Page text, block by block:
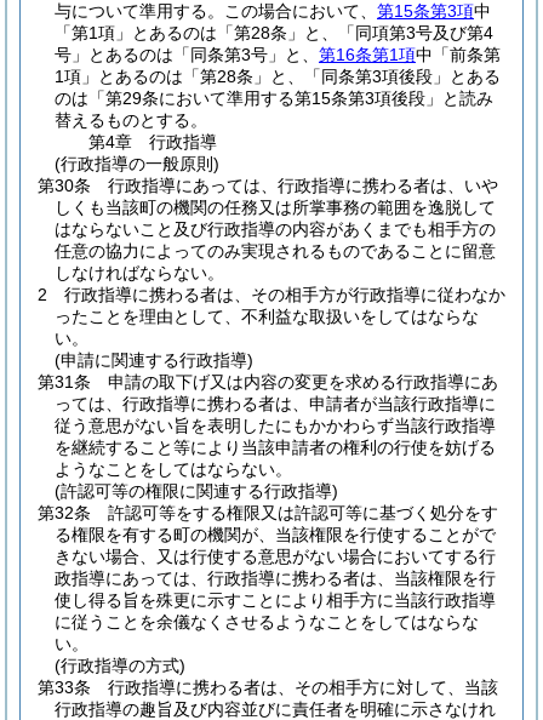
与について準用する。
この場合において、 第15条第3項中
「第1項」とあるのは「第28条」と、「同項第3号及び第4
号」とあるのは「同条第3号」と、 第16条第1項中「前条第
1項」とあるのは「第28条」と、「同条第3項後段」とある
のは「第29条において準用する第15条第3項後段」と読み
替えるものとする。
第4章
行政指導
(行政指導の一般原則)
第30条
行政指導にあっては、行政指導に携わる者は、いや
しくも当該町の機関の任務又は所掌事務の範囲を逸脱して
はならないこと及び行政指導の内容があくまでも相手方の
任意の協力によってのみ実現されるものであることに留意
しなければならない。
2
行政指導に携わる者は、その相手方が行政指導に従わなか
ったことを理由として、不利益な取扱いをしてはならな
い。
(申請に関連する行政指導)
第31条
申請の取下げ又は内容の変更を求める行政指導にあ
っては、行政指導に携わる者は、申請者が当該行政指導に
従う意思がない旨を表明したにもかかわらず当該行政指導
を継続すること等により当該申請者の権利の行使を妨げる
ようなことをしてはならない。
(許認可等の権限に関連する行政指導)
第32条
許認可等をする権限又は許認可等に基づく処分をす
る権限を有する町の機関が、当該権限を行使することがで
きない場合、又は行使する意思がない場合においてする行
政指導にあっては、行政指導に携わる者は、当該権限を行
使し得る旨を殊更に示すことにより相手方に当該行政指導
に従うことを余儀なくさせるようなことをしてはならな
い。
(行政指導の方式)
第33条
行政指導に携わる者は、その相手方に対して、当該
行政指導の趣旨及び内容並びに責任者を明確に示さなけれ